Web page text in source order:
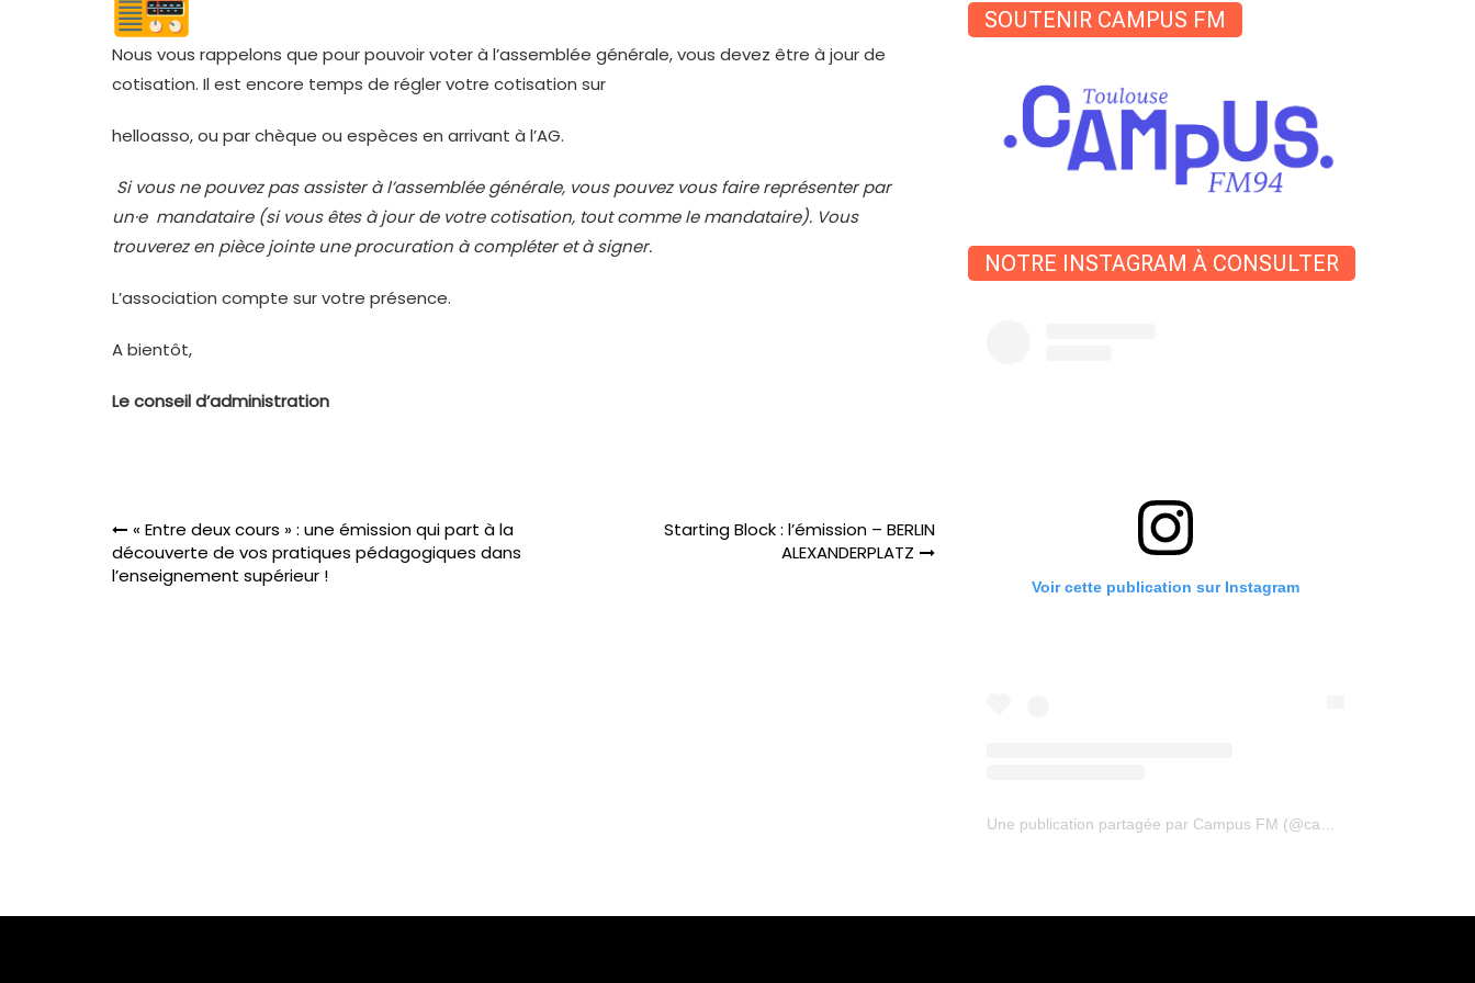
Nous vous rappelons que pour pouvoir voter à l’assemblée générale, vous devez être à jour de
cotisation. Il est encore temps de régler votre cotisation sur
helloasso, ou par chèque ou espèces en arrivant à l’AG.
Si vous ne pouvez pas assister à l’assemblée générale, vous pouvez vous faire représenter par
un·e mandataire (si vous êtes à jour de votre cotisation, tout comme le mandataire). Vous
trouverez en pièce jointe une procuration à compléter et à signer.
L’association compte sur votre présence.
A bientôt,
Le conseil d’administration
Navigation
de
l’article
« Entre deux cours » : une émission qui part à la
découverte de vos pratiques pédagogiques dans
l’enseignement supérieur !
Starting Block : l’émission – BERLIN
ALEXANDERPLATZ
SOUTENIR CAMPUS FM
NOTRE INSTAGRAM À CONSULTER
Voir cette publication sur Instagram